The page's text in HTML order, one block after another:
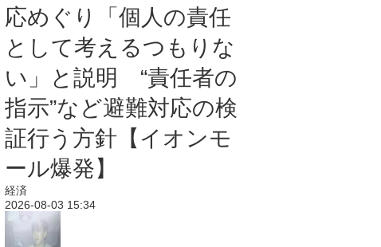
応めぐり「個人の責任
として考えるつもりな
い」と説明 “責任者の
指示”など避難対応の検
証行う方針【イオンモ
ール爆発】
経済
2026-08-03 15:34